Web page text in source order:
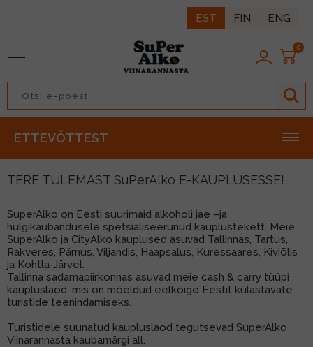
EST FIN ENG
0
TAGASI
PIIRITUSJOOK
TAGASI
VEIN
VEIN
TAGASI
PUUVILJALIKÖÖR
TAGASI
TAGASI
TAGASI
DRINK
TAGASI
MAHLAJOOK
JOOGIKONTSENTRAAT
TAGASI
ETTEVÕTTEST
TERE TULEMAST SuPerAlko E-KAUPLUSESSE!
SuperAlko on Eesti suurimaid alkoholi jae –ja
hulgikaubandusele spetsialiseerunud kauplustekett. Meie
SuperAlko ja CityAlko kauplused asuvad Tallinnas, Tartus,
Rakveres, Pärnus, Viljandis, Haapsalus, Kuressaares, Kiviõlis
ja Kohtla-Järvel.
Tallinna sadamapiirkonnas asuvad meie cash & carry tüüpi
kaupluslaod, mis on mõeldud eelkõige Eestit külastavate
turistide teenindamiseks.
Turistidele suunatud kaupluslaod tegutsevad SuperAlko
Viinarannasta kaubamärgi all.